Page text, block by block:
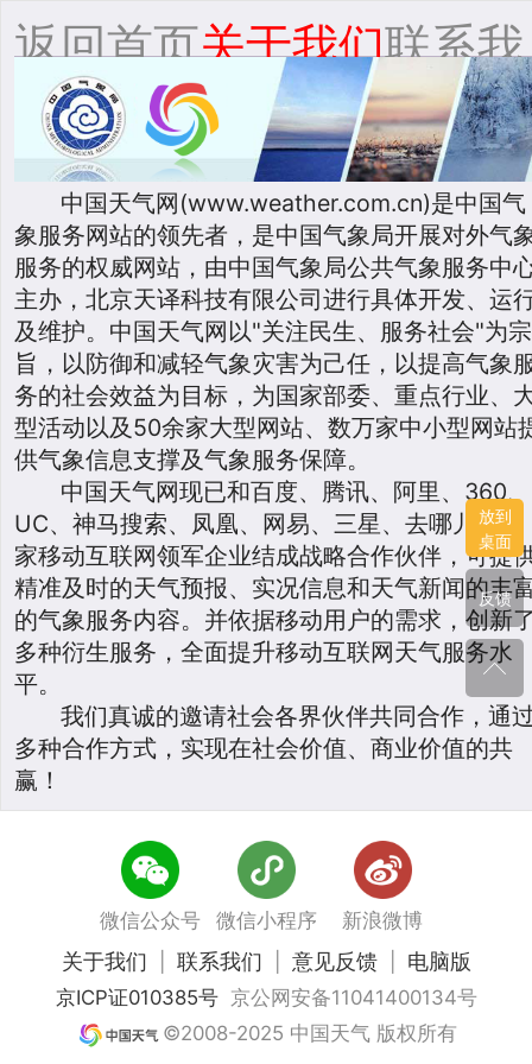
返回首页关于我们联系我
们意见反馈
中国天气网(www.weather.com.cn)是中国气
象服务网站的领先者，是中国气象局开展对外气
服务的权威网站，由中国气象局公共气象服务中
主办，北京天译科技有限公司进行具体开发、运
及维护。中国天气网以"关注民生、服务社会"为宗
旨，以防御和减轻气象灾害为己任，以提高气象
务的社会效益为目标，为国家部委、重点行业、
型活动以及50余家大型网站、数万家中小型网站
供气象信息支撑及气象服务保障。
中国天气网现已和百度、腾讯、阿里、360、
UC、神马搜索、凤凰、网易、三星、去哪儿等多
家移动互联网领军企业结成战略合作伙伴，可提
精准及时的天气预报、实况信息和天气新闻的丰
的气象服务内容。并依据移动用户的需求，创新
多种衍生服务，全面提升移动互联网天气服务水
平。
我们真诚的邀请社会各界伙伴共同合作，通
多种合作方式，实现在社会价值、商业价值的共
赢！
微信公众号 微信小程序 新浪微博
关于我们 联系我们 意见反馈 电脑版
京ICP证010385号京公网安备11041400134号
©2008-2025 中国天气 版权所有
放到
桌面
反馈